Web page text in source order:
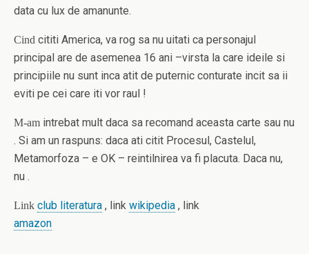
data cu lux de amanunte.
Cind cititi America, va rog sa nu uitati ca personajul
principal are de asemenea 16 ani –virsta la care ideile si
principiile nu sunt inca atit de puternic conturate incit sa ii
eviti pe cei care iti vor raul !
M-am intrebat mult daca sa recomand aceasta carte sau nu
. Si am un raspuns: daca ati citit Procesul, Castelul,
Metamorfoza – e OK – reintilnirea va fi placuta. Daca nu,
nu .
Link club literatura , link wikipedia , link
amazon